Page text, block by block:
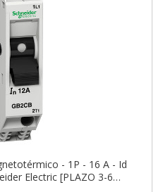
- 1P - 16 A - Id
Electric [PLAZO 3-6